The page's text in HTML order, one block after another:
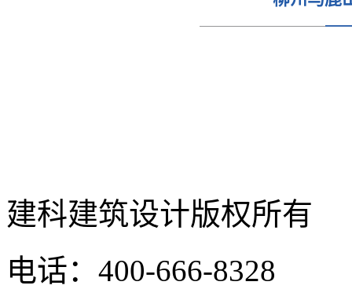
建科建筑设计版权所有
电话：400-666-8328